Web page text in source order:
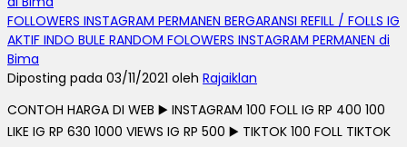
FOLLOWERS INSTAGRAM PERMANEN BERGARANSI REFILL / FOLLS IG
AKTIF INDO BULE RANDOM FOLOWERS INSTAGRAM PERMANEN di
Bima
Diposting pada 03/11/2021 oleh Rajaiklan
CONTOH HARGA DI WEB ▶️ INSTAGRAM 100 FOLL IG RP 400 100
LIKE IG RP 630 1000 VIEWS IG RP 500 ▶️ TIKTOK 100 FOLL TIKTOK